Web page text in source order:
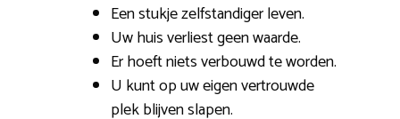
Een stukje zelfstandiger leven.
Uw huis verliest geen waarde.
Er hoeft niets verbouwd te worden.
U kunt op uw eigen vertrouwde
plek blijven slapen.